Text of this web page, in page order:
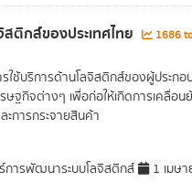
ติกส์ของประเทศไทย
1686
ใช้บริการด้านโลจิสติกส์ของผู้ประกอ
ษฐกิจต่างๆ เพื่อก่อให้เกิดการเคลื่อน
ะการกระจายสินค้า
ารพัฒนาระบบโลจิสติกส์ 1 เมษ